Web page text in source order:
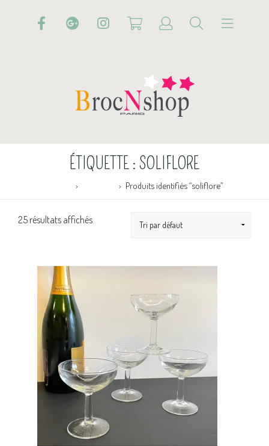
ÉTIQUETTE : SOLIFLORE
Produits identifiés “soliflore”
25 résultats affichés